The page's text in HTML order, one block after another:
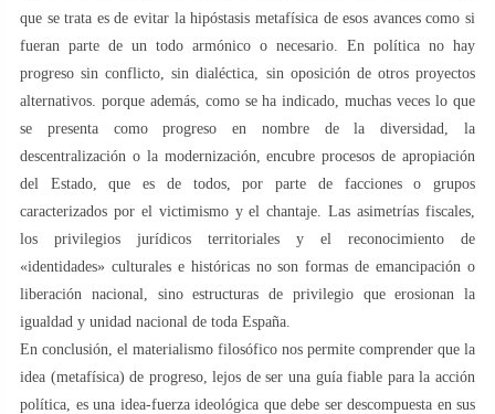
que se trata es de evitar la hipóstasis metafísica de esos avances como si
fueran parte de un todo armónico o necesario. En política no hay
progreso sin conflicto, sin dialéctica, sin oposición de otros proyectos
alternativos. porque además, como se ha indicado, muchas veces lo que
se presenta como progreso en nombre de la diversidad, la
descentralización o la modernización, encubre procesos de apropiación
del Estado, que es de todos, por parte de facciones o grupos
caracterizados por el victimismo y el chantaje. Las asimetrías fiscales,
los privilegios jurídicos territoriales y el reconocimiento de
«identidades» culturales e históricas no son formas de emancipación o
liberación nacional, sino estructuras de privilegio que erosionan la
igualdad y unidad nacional de toda España.
En conclusión, el materialismo filosófico nos permite comprender que la
idea (metafísica) de progreso, lejos de ser una guía fiable para la acción
política, es una idea-fuerza ideológica que debe ser descompuesta en sus